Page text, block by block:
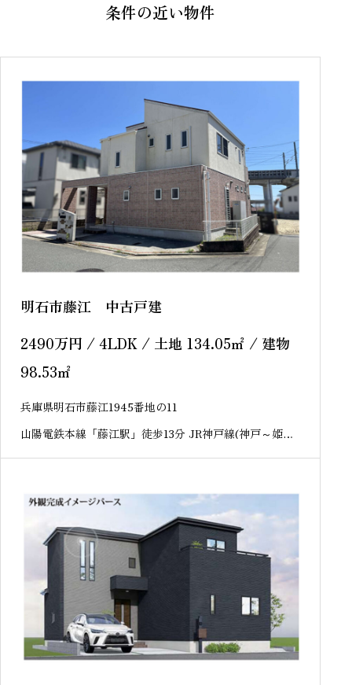
条件の近い物件
明石市藤江 中古戸建
2490万円 / 4LDK / 土地 134.05㎡ / 建物
98.53㎡
兵庫県明石市藤江1945番地の11
山陽電鉄本線「藤江駅」徒歩13分 JR神戸線(神戸～姫路)
「西明石駅」徒歩20分